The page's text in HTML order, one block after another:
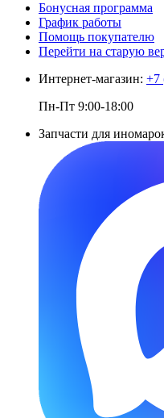
Бонусная программа
График работы
Помощь покупателю
Перейти на старую
Интернет-магазин: +7
Пн-Пт 9:00-18:00
Запчасти для